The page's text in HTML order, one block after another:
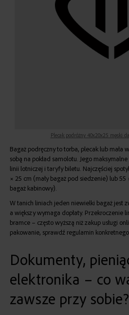
Plecak podróżny 40x20x25 męski
Bagaż podręczny to torba, plecak lub mała
sobą na pokład samolotu. Jego maksymalne
linii lotniczej i taryfy biletu. Najczęściej
× 25 cm (mały bagaż pod siedzenie) lub
bagaż kabinowy).
W tanich liniach jeden niewielki bagaż jest
a większy wymaga dopłaty. Przekroczenie
bramce – często wyższą niż zakup usługi
pakowanie, sprawdź regulamin
Dokumenty,
elektronika – co
zawsze przy sobie?